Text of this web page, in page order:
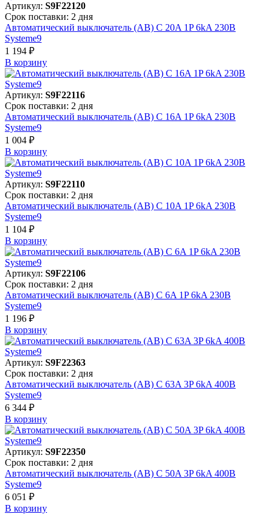
Артикул: S9F22120
Срок поставки: 2 дня
Автоматический выключатель (АВ) C 20A 1P 6kA 230В
Systeme9
1 194 ₽
В корзинy
Артикул: S9F22116
Срок поставки: 2 дня
Автоматический выключатель (АВ) C 16A 1P 6kA 230В
Systeme9
1 004 ₽
В корзинy
Артикул: S9F22110
Срок поставки: 2 дня
Автоматический выключатель (АВ) C 10A 1P 6kA 230В
Systeme9
1 104 ₽
В корзинy
Артикул: S9F22106
Срок поставки: 2 дня
Автоматический выключатель (АВ) C 6A 1P 6kA 230В
Systeme9
1 196 ₽
В корзинy
Артикул: S9F22363
Срок поставки: 2 дня
Автоматический выключатель (АВ) C 63A 3P 6kA 400В
Systeme9
6 344 ₽
В корзинy
Артикул: S9F22350
Срок поставки: 2 дня
Автоматический выключатель (АВ) C 50A 3P 6kA 400В
Systeme9
6 051 ₽
В корзинy